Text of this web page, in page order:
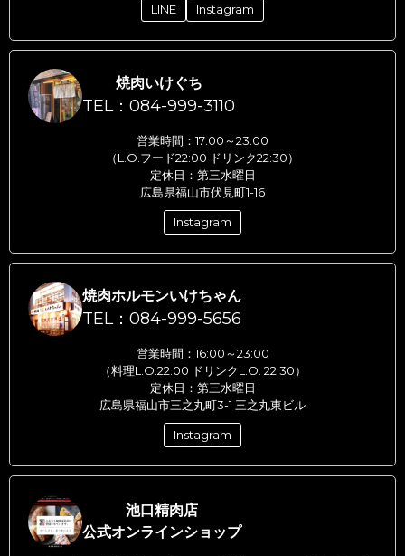
LINE Instagram
焼肉いけぐち
TEL：084-999-3110
営業時間：17:00～23:00
（L.O.フード22:00 ドリンク22:30）
定休日：第三水曜日
広島県福山市伏見町1-16
Instagram
焼肉ホルモンいけちゃん
TEL：084-999-5656
営業時間：16:00～23:00
（料理L.O.22:00 ドリンクL.O. 22:30）
定休日：第三水曜日
広島県福山市三之丸町3-1 三之丸東ビル
Instagram
池口精肉店
公式オンラインショップ